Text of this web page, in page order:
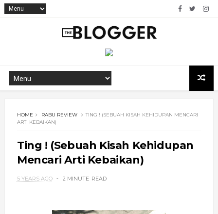
HOME RABU REVIEW
TING ! (SEBUAH KISAH KEHIDUPAN MENCARI
ARTI KEBAIKAN)
Ting ! (Sebuah Kisah Kehidupan
Mencari Arti Kebaikan)
5 YEARS AGO 2 MINUTE READ